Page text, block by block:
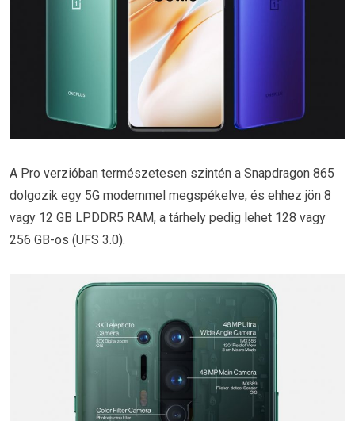
A Pro verzióban természetesen szintén a Snapdragon 865
dolgozik egy 5G modemmel megspékelve, és ehhez jön 8
vagy 12 GB LPDDR5 RAM, a tárhely pedig lehet 128 vagy
256 GB-os (UFS 3.0).